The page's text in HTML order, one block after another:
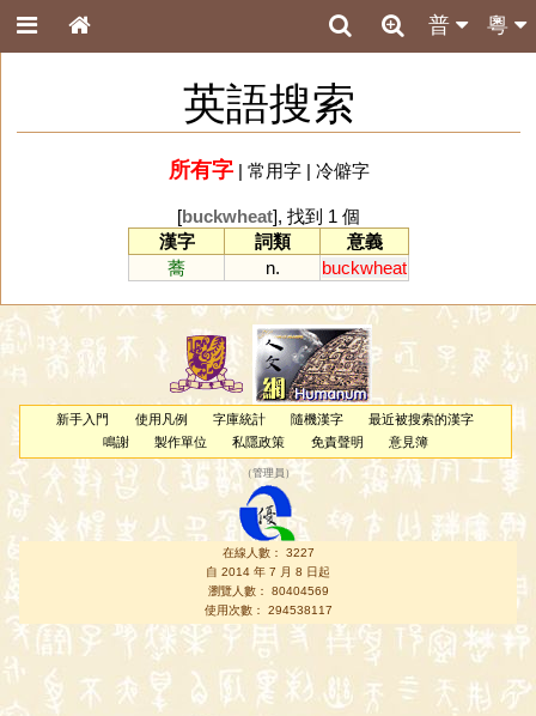
粵
普
英語搜索
所有字| 常用字| 冷僻字
[buckwheat], 找到 1 個
漢字
詞類
意義
蕎
n. buckwheat
新手入門 使用凡例 字庫統計 隨機漢字
最近被搜索的漢字
鳴謝
製作單位 私隱政策 免責聲明 意見簿
（管理員 ）
在線人數： 3227
自 2014 年 7 月 8 日起
瀏覽人數： 80404569
使用次數： 294538117